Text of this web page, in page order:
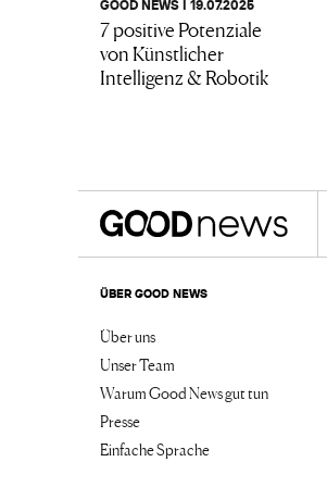
GOOD NEWS I 19.07.2025
7 positive Potenziale
von Künstlicher
Intelligenz & Robotik
ÜBER GOOD NEWS
Über uns
Unser Team
Warum Good News gut tun
Presse
Einfache Sprache